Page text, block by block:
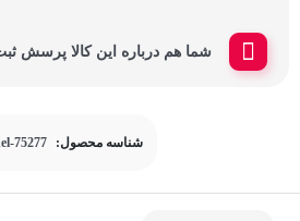
شما هم درباره این کالا پرسش
شناسه محصول: 75277